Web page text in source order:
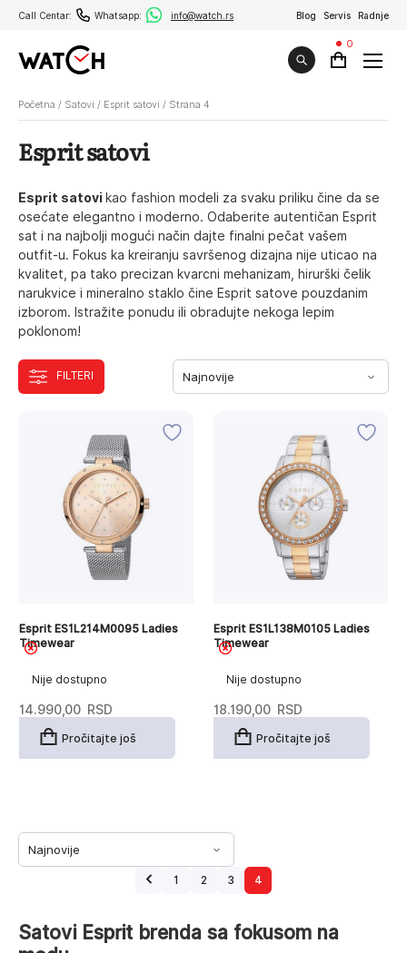
Call Centar: Whatsapp: info@watch.rs Blog Servis Radnje
0
Početna / Satovi / Esprit satovi / Strana 4
Esprit satovi
Esprit satovi kao fashion modeli za svaku priliku čine da se
osećate elegantno i moderno. Odaberite autentičan Esprit
sat i na najbolji mogući način dajte finalni pečat vašem
outfit-u. Fokus ka kreiranju savršenog dizajna nije uticao na
kvalitet, pa tako precizan kvarcni mehanizam, hirurški čelik
narukvice i mineralno staklo čine Esprit satove pouzdanim
izborom. Istražite ponudu ili obradujte nekoga lepim
poklonom!
FILTERI
Nije dostupno
Esprit ES1L214M0095 Ladies
Timewear
14.990,00 RSD
Pročitajte još
Nije dostupno
Esprit ES1L138M0105 Ladies
Timewear
18.190,00 RSD
Pročitajte još
1 2 3 4
Satovi Esprit brenda sa fokusom na